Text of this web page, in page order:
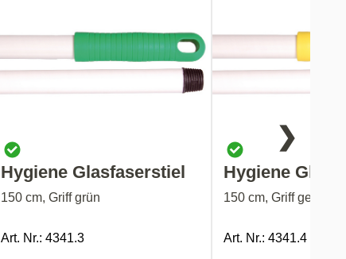
Hygiene Glasfaserstiel
150 cm, Griff grün
Art. Nr.: 4341.3
Hygiene
150 cm, Griff gelb
Art. Nr.: 4341.4
❯